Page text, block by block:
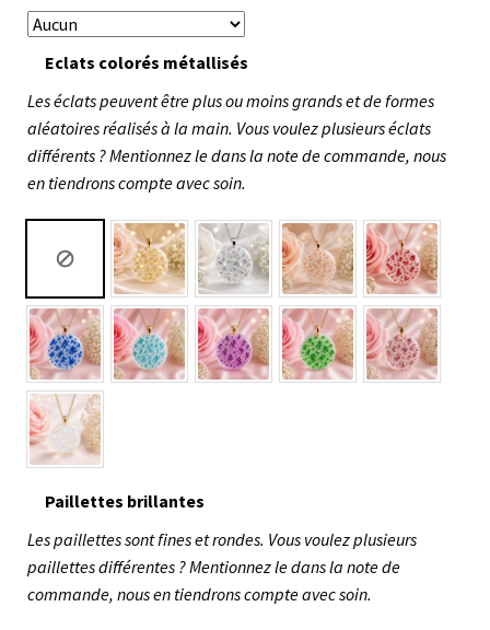
Eclats colorés métallisés
Les éclats peuvent être plus ou moins grands et de formes
aléatoires réalisés à la main. Vous voulez plusieurs éclats
différents ? Mentionnez le dans la note de commande, nous
en tiendrons compte avec soin.
Paillettes brillantes
Les paillettes sont fines et rondes. Vous voulez plusieurs
paillettes différentes ? Mentionnez le dans la note de
commande, nous en tiendrons compte avec soin.